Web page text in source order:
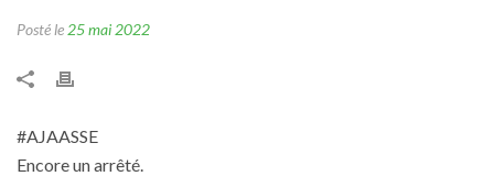
Posté le 25 mai 2022
#AJAASSE
Encore un arrêté.